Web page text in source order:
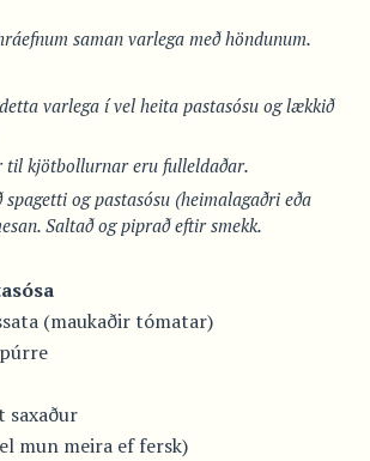
saman varlega með höndunum.
varlega í vel heita pastasósu og lækkið
til kjötbollurnar eru fulleldaðar.
og pastasósu (heimalagaðri eða
Saltað og piprað eftir smekk.
(maukaðir tómatar)
saxaður
mun meira ef fersk)